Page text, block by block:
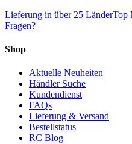
Lieferung in über 25 LänderTop
Fragen?
Shop
Aktuelle Neuheiten
Händler Suche
Kundendienst
FAQs
Lieferung & Versand
Bestellstatus
RC Blog